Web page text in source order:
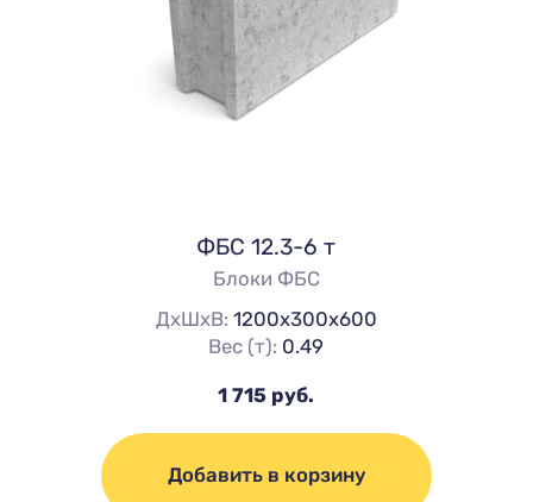
ФБС 12.3-6 т
Блоки ФБС
ДхШхВ: 1200х300х600
Вес (т): 0.49
1 715 руб.
Добавить в корзину